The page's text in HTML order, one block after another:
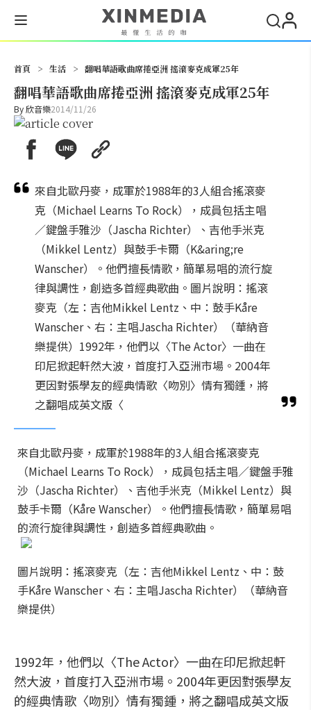
首頁 > 生活 > 翻唱華語歌曲席捲亞洲 搖滾麥克成軍25年
翻唱華語歌曲席捲亞洲 搖滾麥克成軍25年
By欣音樂2014/11/26
來自北歐丹麥，成軍於1988年的3人組合搖滾麥
克（Michael Learns To Rock），成員包括主唱
／鍵盤手雅沙（Jascha Richter）、吉他手米克
（Mikkel Lentz）與鼓手卡爾（K&aring;re
Wanscher）。他們擅長情歌，簡單易唱的流行旋
律與調性，創造多首經典歌曲。圖片說明：搖滾
麥克（左：吉他Mikkel Lentz、中：鼓手Kåre
Wanscher、右：主唱Jascha Richter）（華納音
樂提供）1992年，他們以〈The Actor〉一曲在
印尼掀起軒然大波，首度打入亞洲市場。2004年
更因對張學友的經典情歌〈吻別〉情有獨鍾，將
之翻唱成英文版〈
來自北歐丹麥，成軍於1988年的3人組合搖滾麥克
（Michael Learns To Rock），成員包括主唱／鍵盤手雅
沙（Jascha Richter）、吉他手米克（Mikkel Lentz）與
鼓手卡爾（Kåre Wanscher）。他們擅長情歌，簡單易唱
的流行旋律與調性，創造多首經典歌曲。
圖片說明：搖滾麥克（左：吉他Mikkel Lentz、中：鼓
手Kåre Wanscher、右：主唱Jascha Richter）（華納音
樂提供）
1992年，他們以〈The Actor〉一曲在印尼掀起軒
然大波，首度打入亞洲市場。2004年更因對張學友
的經典情歌〈吻別〉情有獨鍾，將之翻唱成英文版